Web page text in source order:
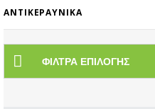
ΑΝΤΙΚΕΡΑΥΝΙΚΆ
ΦΊΛΤΡΑ ΕΠΙΛΟΓΉΣ